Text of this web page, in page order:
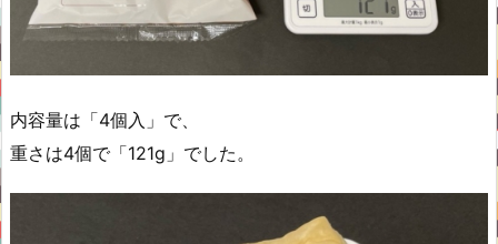
内容量は「4個入」で、
重さは4個で「121g」でした。